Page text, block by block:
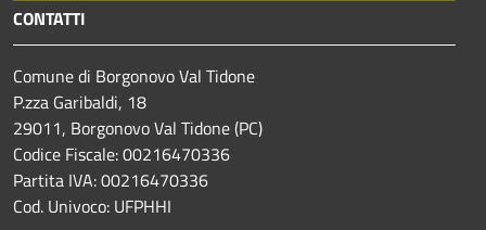
CONTATTI
Comune di Borgonovo Val Tidone
P.zza Garibaldi, 18
29011, Borgonovo Val Tidone (PC)
Codice Fiscale: 00216470336
Partita IVA: 00216470336
Cod. Univoco: UFPHHI